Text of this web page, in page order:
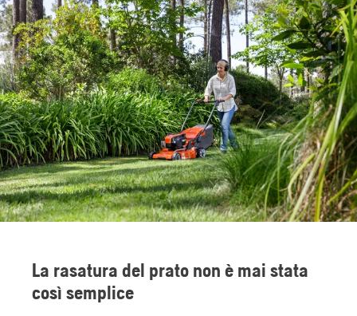
La rasatura del prato non è mai stata
così semplice